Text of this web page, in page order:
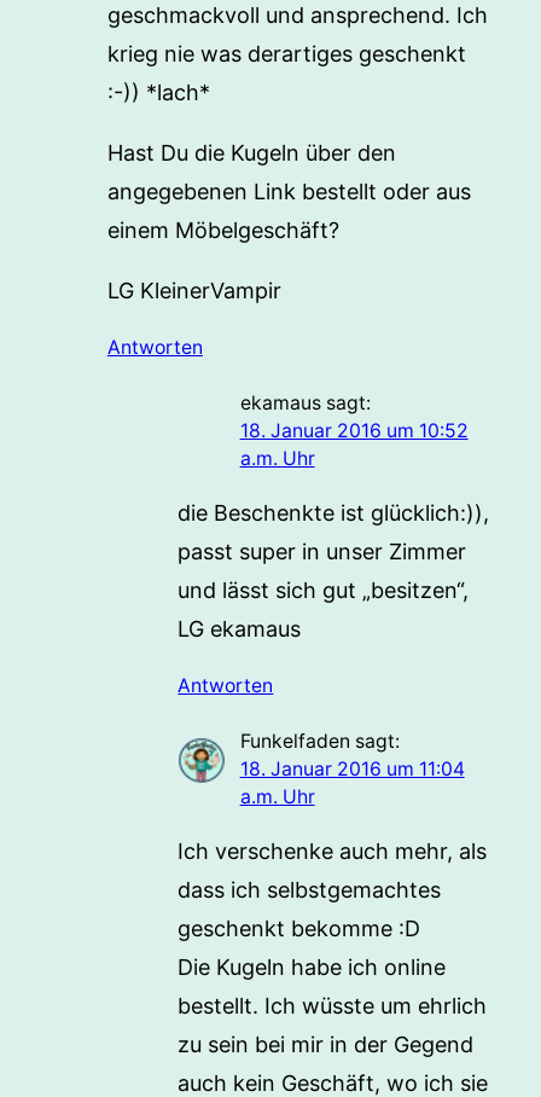
geschmackvoll und ansprechend. Ich
krieg nie was derartiges geschenkt
:-)) *lach*
Hast Du die Kugeln über den
angegebenen Link bestellt oder aus
einem Möbelgeschäft?
LG KleinerVampir
Antworten
ekamaus sagt:
18. Januar 2016 um 10:52
a.m. Uhr
die Beschenkte ist glücklich:)),
passt super in unser Zimmer
und lässt sich gut „besitzen“,
LG ekamaus
Antworten
Funkelfaden sagt:
18. Januar 2016 um 11:04
a.m. Uhr
Ich verschenke auch mehr, als
dass ich selbstgemachtes
geschenkt bekomme :D
Die Kugeln habe ich online
bestellt. Ich wüsste um ehrlich
zu sein bei mir in der Gegend
auch kein Geschäft, wo ich sie